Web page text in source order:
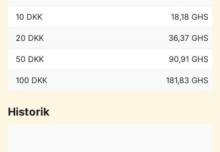
10 DKK 18,18 GHS
20 DKK 36,37 GHS
50 DKK 90,91 GHS
100 DKK 181,83 GHS
Historik